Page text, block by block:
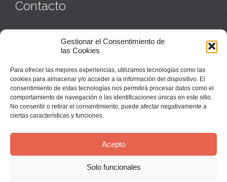
Gestionar el Consentimiento de
las Cookies
Para ofrecer las mejores experiencias, utilizamos tecnologías como las
cookies para almacenar y/o acceder a la información del dispositivo. El
consentimiento de estas tecnologías nos permitirá procesar datos como el
comportamiento de navegación o las identificaciones únicas en este sitio.
No consentir o retirar el consentimiento, puede afectar negativamente a
ciertas características y funciones.
Acepto
Solo funcionales
Contacto
Casa de acogida:609 423 521o949 835 058
Parroquia y sacerdotes:949 835 111
Monasterio:monasterio@buenafuente.org
Información:informacion@buenafuente.org
Casa de acogida:
acogida@buenafuente.org
Ángel Moreno:angel@buenafuente.org
© Buenafuente del Sistal 2025 |